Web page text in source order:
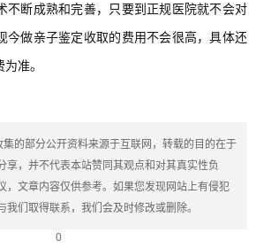
不断成熟和完善，只要到正规医院就不会对
今做亲子鉴定收取的费用不会很高，具体还
准。
集的部分公开资料来源于互联网，转载的目的在于
享，并不代表本站赞同其观点和对其真实性负
，文章内容仅供参考。如果您发现网站上有侵犯
们取得联系，我们会及时修改或删除。
0